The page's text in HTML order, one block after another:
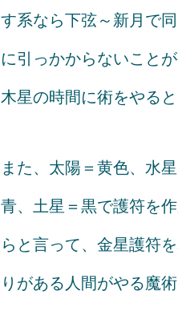
す系なら下弦～新月で
に引っかからないこと
木星の時間に術をやると
また、太陽＝黄色、水
青、土星＝黒で護符を
らと言って、金星護符
りがある人間がやる魔